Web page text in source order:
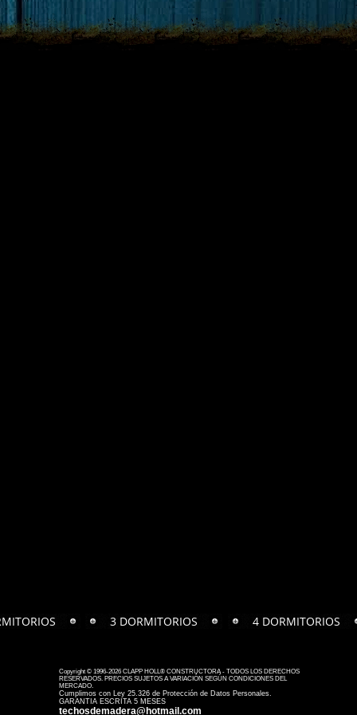
Copyright © 1996-2026 CLAPP HOLL® CONSTRUCTORA - TODOS LOS DERECHOS
RESERVADOS. PRECIOS SUJETOS A VARIACIÓN SEGÚN CONDICIONES DEL
MERCADO.
Cumplimos con Ley 25.326 de Protección de Datos Personales.
GARANTIA ESCRITA 5 MESES
techosdemadera@hotmail.com
3 DORMITORIOS 4 DORMITORIOS